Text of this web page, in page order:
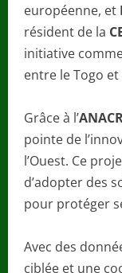
européenne, et
résident de la
initiative
entre le Togo
Grâce à l’
pointe de
l’Ouest. Ce
d’adopter des
pour protéger
Avec des
ciblée et une